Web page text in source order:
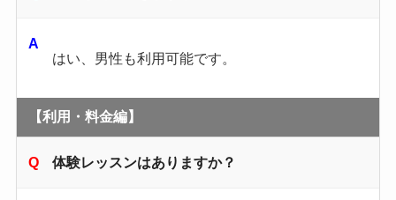
はい、男性も利用可能です。
【利用・料金編】
体験レッスンはありますか？